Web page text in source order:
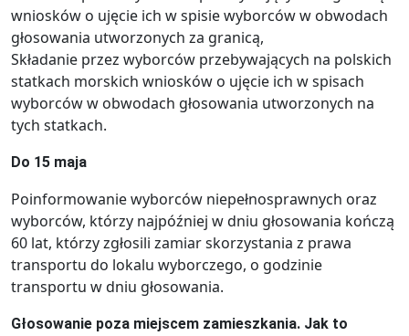
wniosków o ujęcie ich w spisie wyborców w obwodach
głosowania utworzonych za granicą,
Składanie przez wyborców przebywających na polskich
statkach morskich wniosków o ujęcie ich w spisach
wyborców w obwodach głosowania utworzonych na
tych statkach.
Do 15 maja
Poinformowanie wyborców niepełnosprawnych oraz
wyborców, którzy najpóźniej w dniu głosowania kończą
60 lat, którzy zgłosili zamiar skorzystania z prawa
transportu do lokalu wyborczego, o godzinie
transportu w dniu głosowania.
Głosowanie poza miejscem zamieszkania. Jak to